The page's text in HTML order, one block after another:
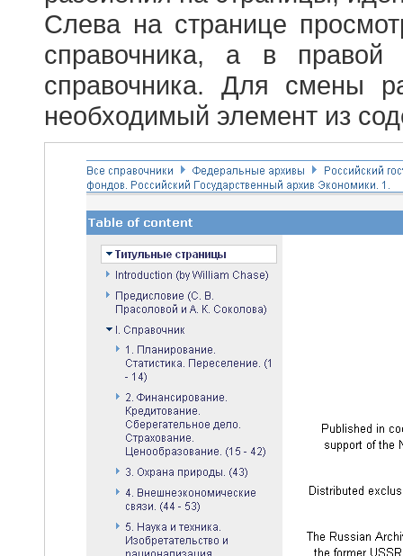
Слева на странице
справочника, а в правой
справочника. Для смены
необходимый элемент из